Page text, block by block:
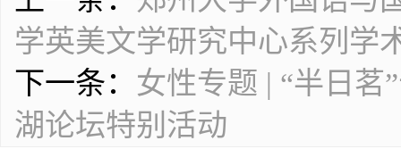
学英美文学研究中心系列学
下一条： 女性专题 | “半日
湖论坛特别活动